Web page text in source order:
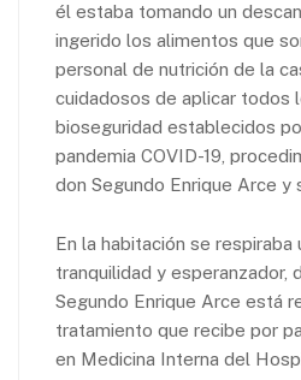
él estaba tomando un
ingerido los alimentos que
personal de nutrición de la
cuidadosos de aplicar todos
bioseguridad establecidos
pandemia COVID-19,
don Segundo Enrique Arce y
En la habitación se respiraba
tranquilidad y esperanzador,
Segundo Enrique Arce está
tratamiento que recibe por
en Medicina Interna del